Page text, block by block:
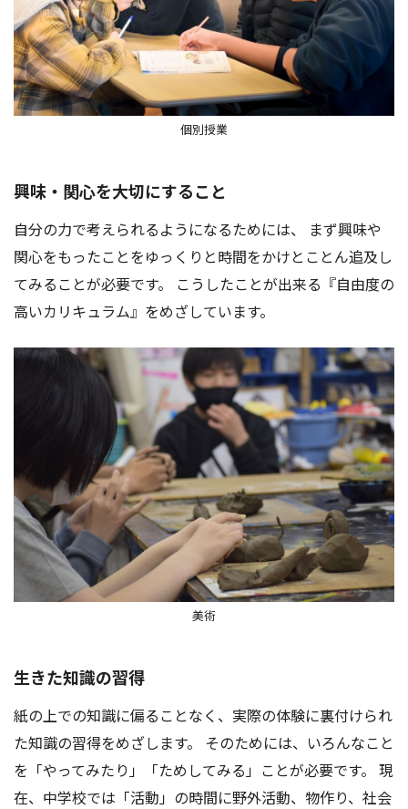
個別授業
興味・関心を大切にすること
自分の力で考えられるようになるためには、 まず興味や
関心をもったことをゆっくりと時間をかけとことん追及し
てみることが必要です。 こうしたことが出来る『自由度の
高いカリキュラム』をめざしています。
美術
生きた知識の習得
紙の上での知識に偏ることなく、実際の体験に裏付けられ
た知識の習得をめざします。 そのためには、いろんなこと
を「やってみたり」「ためしてみる」ことが必要です。 現
在、中学校では「活動」の時間に野外活動、物作り、社会